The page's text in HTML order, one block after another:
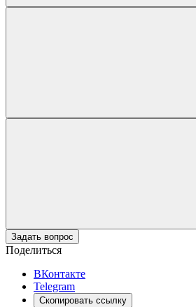
Задать вопрос
Поделиться
ВКонтакте
Telegram
Скопировать ссылку